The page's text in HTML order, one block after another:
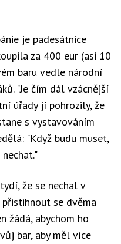
je padesátnice
za 400 eur (asi 10
baru vedle národní
"Je čím dál vzácnější
úřady jí pohrozily, že
s vystavováním
"Když budu muset,
že se nechal v
se dvěma
žádá, abychom ho
bar, aby měl více